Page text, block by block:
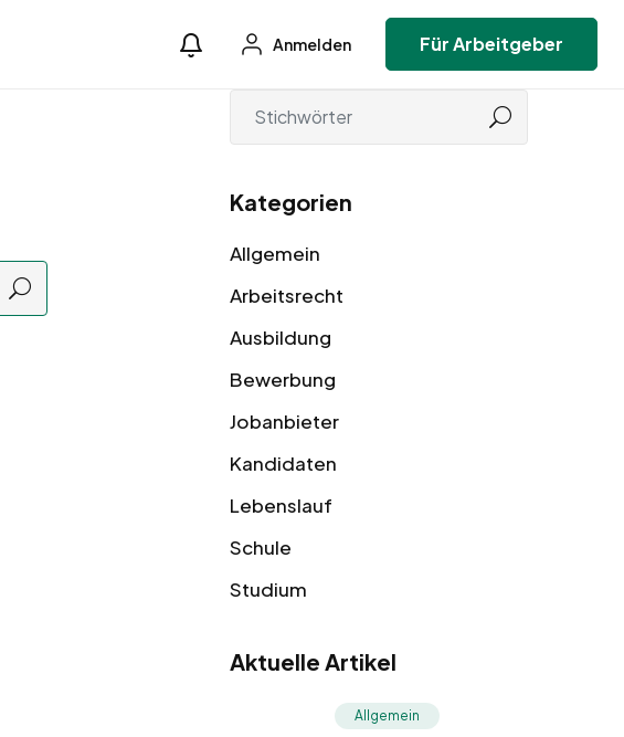
Anmelden Für Arbeitgeber
Kategorien
Allgemein
Arbeitsrecht
Ausbildung
Bewerbung
Jobanbieter
Kandidaten
Lebenslauf
Schule
Studium
Aktuelle Artikel
Allgemein